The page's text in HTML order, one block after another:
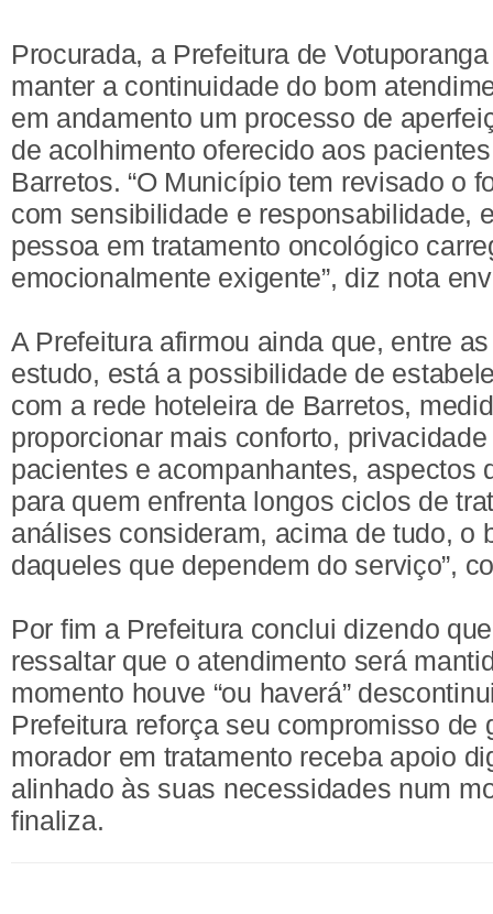
Procurada, a Prefeitura de
manter a continuidade do bom
em andamento um processo de
de acolhimento oferecido aos
Barretos. “O Município tem revisado o
com sensibilidade e responsabilidade,
pessoa em tratamento oncológico
emocionalmente exigente”, diz nota
A Prefeitura afirmou ainda que, entre
estudo, está a possibilidade de
com a rede hoteleira de Barretos,
proporcionar mais conforto,
pacientes e acompanhantes, aspectos
para quem enfrenta longos ciclos de
análises consideram, acima de tudo, o
daqueles que dependem do serviço”,
Por fim a Prefeitura conclui dizendo
ressaltar que o atendimento será
momento houve “ou haverá”
Prefeitura reforça seu compromisso de
morador em tratamento receba apoio
alinhado às suas necessidades num
finaliza.